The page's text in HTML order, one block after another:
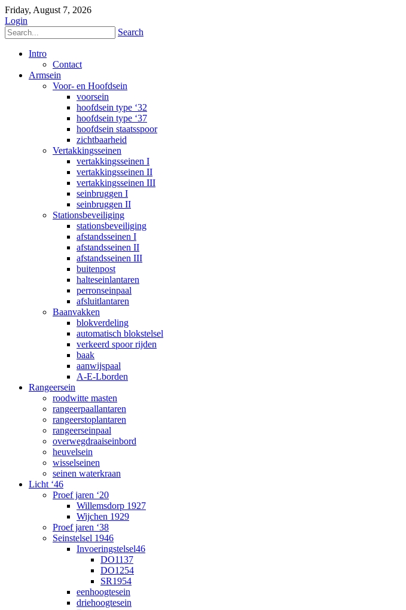
Friday, August 7, 2026
Login
Search
Intro
Contact
Armsein
Voor- en Hoofdsein
voorsein
hoofdsein type ‘32
hoofdsein type ‘37
hoofdsein staatsspoor
zichtbaarheid
Vertakkingsseinen
vertakkingsseinen I
vertakkingsseinen II
vertakkingsseinen III
seinbruggen I
seinbruggen II
Stationsbeveiliging
stationsbeveiliging
afstandsseinen I
afstandsseinen II
afstandsseinen III
buitenpost
halteseinlantaren
perronseinpaal
afsluitlantaren
Baanvakken
blokverdeling
automatisch blokstelsel
verkeerd spoor rijden
baak
aanwijspaal
A-E-Lborden
Rangeersein
roodwitte masten
rangeerpaallantaren
rangeerstoplantaren
rangeerseinpaal
overwegdraaiseinbord
heuvelsein
wisselseinen
seinen waterkraan
Licht ‘46
Proef jaren ‘20
Willemsdorp 1927
Wijchen 1929
Proef jaren ‘38
Seinstelsel 1946
Invoeringstelsel46
DO1137
DO1254
SR1954
eenhoogtesein
driehoogtesein